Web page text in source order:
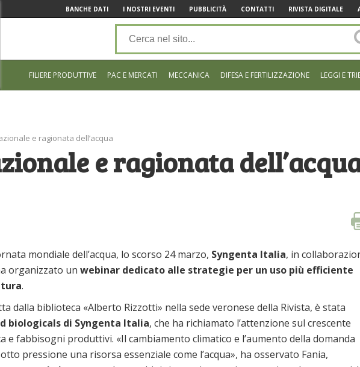
BANCHE DATI I NOSTRI EVENTI PUBBLICITÀ CONTATTI RIVISTA DIGITALE
FILIERE PRODUTTIVE PAC E MERCATI MECCANICA DIFESA E FERTILIZZAZIONE LEGGI E
e ragionata dell’acqua
e ragionata
mondiale dell’acqua, lo scorso 24 marzo, Syngenta Italia, in
organizzato un webinar dedicato alle strategie per un uso più efficiente
.
dalla biblioteca «Alberto Rizzotti» nella sede veronese della Rivista, è stata
biologicals di Syngenta Italia, che ha richiamato l’attenzione sul crescente
fabbisogni produttivi. «Il cambiamento climatico e l’aumento della domanda
pressione una risorsa essenziale come l’acqua», ha osservato Fania,